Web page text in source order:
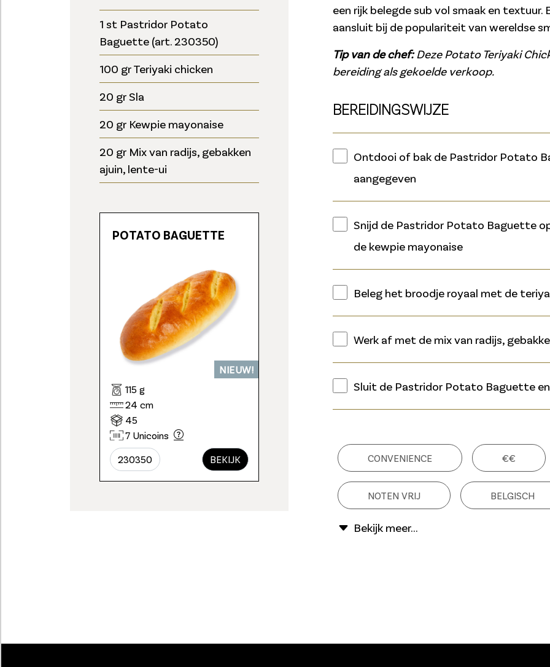
1 st Pastridor Potato
Baguette (art. 230350)
100 gr Teriyaki chicken
20 gr Sla
20 gr Kewpie mayonaise
20 gr Mix van radijs, gebakken
ajuin, lente-ui
POTATO BAGUETTE
NIEUW!
115 g
24 cm
45
7 Unicoins
230350 BEKIJK
een rijk belegde sub vol smaak en
aansluit bij de populariteit van wereldse
Tip van de chef:Deze Potato Teriyaki
bereiding als gekoelde verkoop.
BEREIDINGSWIJZE
Ontdooi of bak de Pastridor Potato
aangegeven
Snijd de Pastridor Potato Baguette
de kewpie mayonaise
Beleg het broodje royaal met de
Werk af met de mix van radijs,
Sluit de Pastridor Potato Baguette
CONVENIENCE €€
NOTEN VRIJ BELGISCH